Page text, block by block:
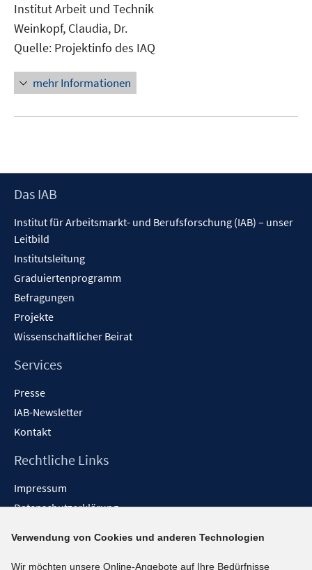
Institut Arbeit und Technik
Weinkopf, Claudia, Dr.
Quelle: Projektinfo des IAQ
mehr Informationen
Footer
Das IAB
Institut für Arbeitsmarkt- und Berufsforschung (IAB) – unser
Leitbild
Institutsleitung
Graduiertenprogramm
Befragungen
Projekte
Wissenschaftlicher Beirat
Services
Presse
IAB-Newsletter
Kontakt
Rechtliche Links
Impressum
Datenschutzerklärung
Barrieren melden
Verwendung von Cookies und anderen Technologien
Wir möchten unsere Online-Angebote auf Ihre Bedürfnisse